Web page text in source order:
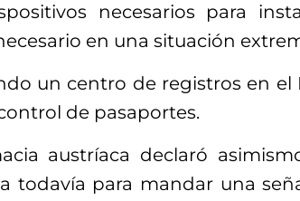
necesarios para
en una situación
un centro de registros en el
de pasaportes.
austríaca declaró
todavía para mandar una